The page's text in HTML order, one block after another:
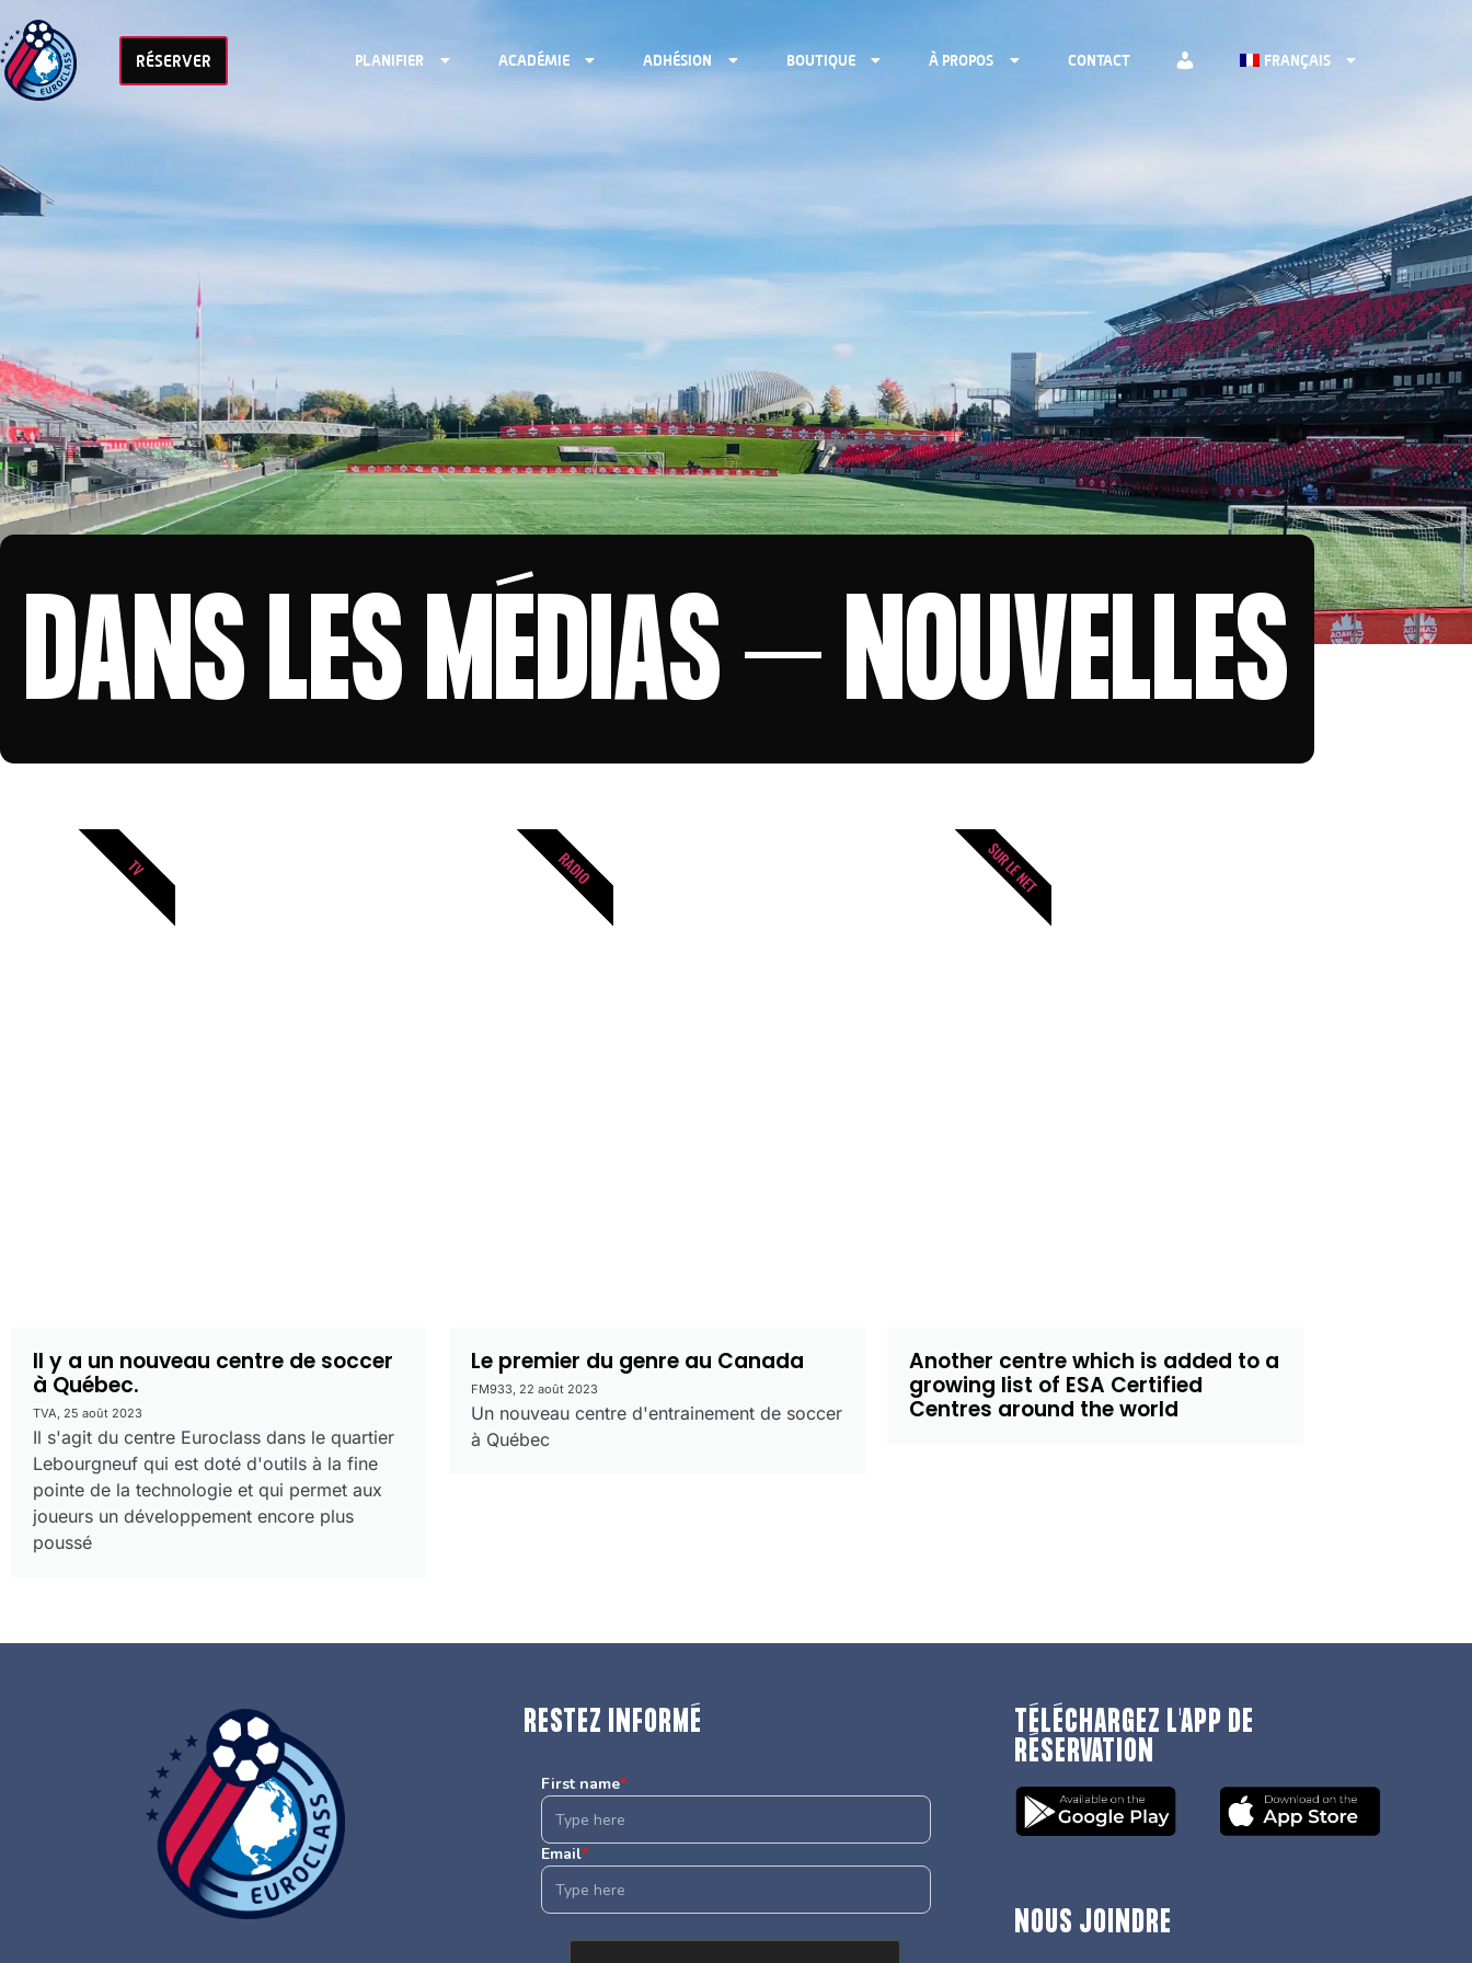
RÉSERVER PLANIFIER ACADÉMIE ADHÉSION BOUTIQUE À PROPOS CONTACT FRANÇAIS
DANS LES MÉDIAS – NOUVELLES
Il y a un nouveau centre de soccer
à Québec.
TVA, 25 août 2023
Il s'agit du centre Euroclass dans le quartier
Lebourgneuf qui est doté d'outils à la fine
pointe de la technologie et qui permet aux
joueurs un développement encore plus
poussé
TV
Le premier du genre au Canada
FM933, 22 août 2023
Un nouveau centre d'entrainement de soccer
à Québec
RADIO
Another centre which is added to a
growing list of ESA Certified
Centres around the world
SUR LE NET
RESTEZ INFORMÉ
TÉLÉCHARGEZ L'APP DE
RÉSERVATION
NOUS JOINDRE